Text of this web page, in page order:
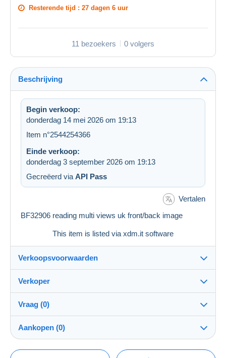
Resterende tijd : 27 dagen 6 uur
11 bezoekers 0 volgers
Beschrijving
Begin verkoop:
donderdag 14 mei 2026 om 19:13
Item n°2544254366
Einde verkoop:
donderdag 3 september 2026 om 19:13
Gecreëerd via API Pass
Vertalen
BF32906 reading multi views uk front/back image
This item is listed via xdm.it software
Verkoopsvoorwaarden
Details van de verkoopvoorwaarden
Verzending na betaling binnen 14 dagen
Retourkosten ten laste van de koper.
Verkoper
postcardschef202599%(372x)
PRO
Winkel
Vraag (0)
Aankopen (0)